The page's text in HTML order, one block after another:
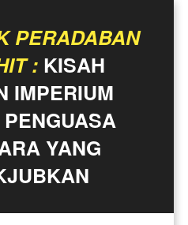
PERADABAN
: KISAH
IMPERIUM
YANG